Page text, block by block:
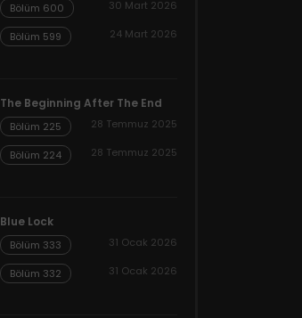
Bölüm 600 30 Mart 2026
Bölüm 599 24 Mart 2026
The Beginning After The End
Bölüm 225 28 Temmuz 2025
Bölüm 224 28 Temmuz 2025
Blue Lock
Bölüm 333 31 Ocak 2026
Bölüm 332 31 Ocak 2026